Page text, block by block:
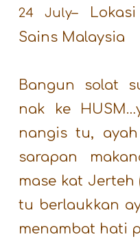
24 July–
Sains Malaysia
Bangun solat
nak ke
nangis tu,
sarapan
mase kat Jerteh
tu berlaukkan
menambat hati